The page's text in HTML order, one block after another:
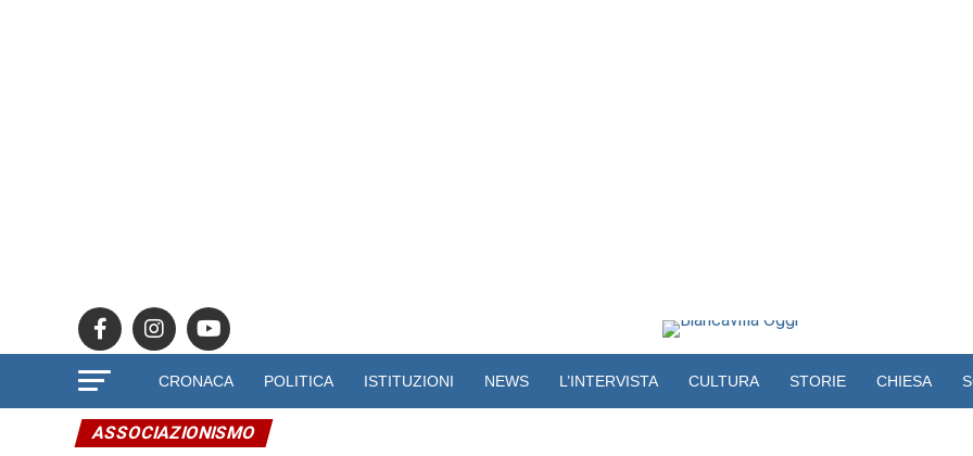
CRONACA POLITICA ISTITUZIONI NEWS L’INTERVISTA CULTURA STORIE CHIESA
ASSOCIAZIONISMO